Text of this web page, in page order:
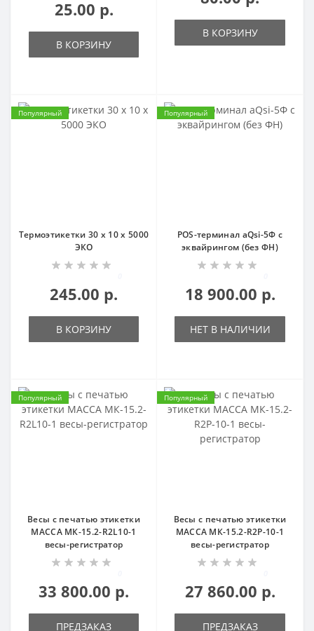
25.00 р.
В КОРЗИНУ
В КОРЗИНУ
Популярный
Термоэтикетки 30 х 10 х 5000
ЭКО
245.00 р.
В КОРЗИНУ
Популярный
POS-терминал aQsi-5Ф с
эквайрингом (без ФН)
18 900.00 р.
НЕТ В НАЛИЧИИ
Популярный
Весы с печатью этикетки
МАССА МК-15.2-R2L10-1
весы-регистратор
33 800.00 р.
ПРЕДЗАКАЗ
Популярный
Весы с печатью этикетки
МАССА МК-15.2-R2P-10-1
весы-регистратор
27 860.00 р.
ПРЕДЗАКАЗ